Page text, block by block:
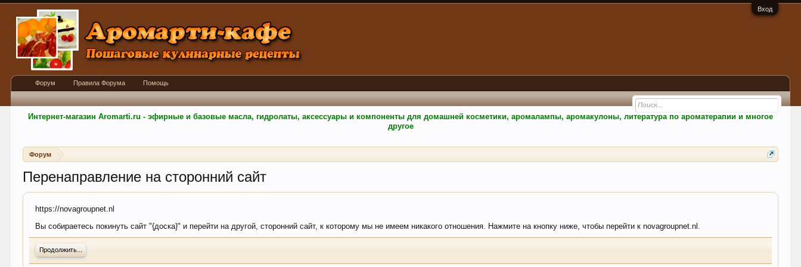
Вход
Интернет-магазин Aromarti.ru - эфирные и базовые масла, гидролаты, аксессуары и компоненты для домашней косметики, аромалампы, аромакулоны, литература по ароматерапии и многое
другое
Форум
Перенаправление на сторонний сайт
https://novagroupnet.nl
Вы собираетесь покинуть сайт "{доска}" и перейти на другой, сторонний сайт, к которому мы не имеем никакого отношения. Нажмите на кнопку ниже, чтобы перейти к novagroupnet.nl.
Продолжить...
Форум Правила Форума Помощь